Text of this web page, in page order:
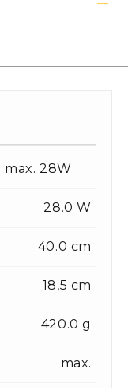
max. 28W
28.0 W
40.0 cm
18,5 cm
420.0 g
max.